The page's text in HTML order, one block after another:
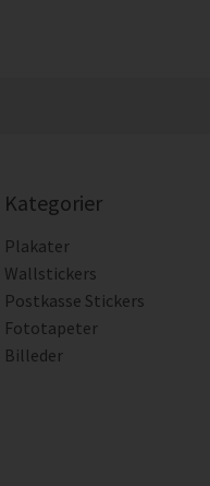
Kategorier
Plakater
Wallstickers
Postkasse Stickers
Fototapeter
Billeder